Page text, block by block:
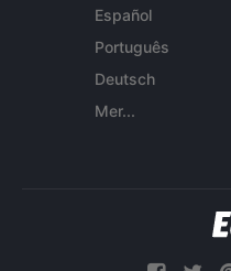
Español
Português
Deutsch
Mer...